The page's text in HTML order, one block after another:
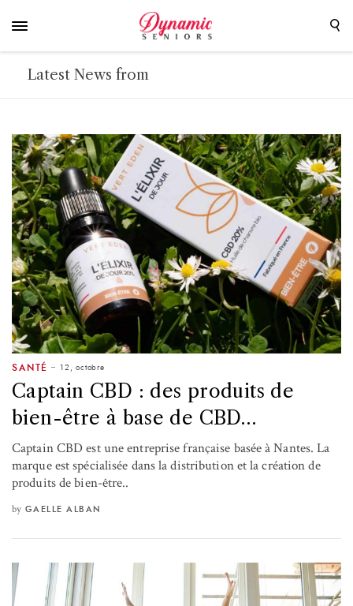
Latest News from
SANTÉ 12, octobre
Captain CBD : des produits de
bien-être à base de CBD…
Captain CBD est une entreprise française basée à Nantes. La
marque est spécialisée dans la distribution et la création de
produits de bien-être..
by GAELLE ALBAN